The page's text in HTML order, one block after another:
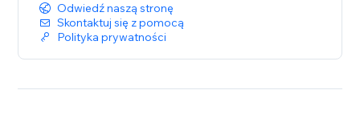
Odwiedź naszą stronę
Skontaktuj się z pomocą
Polityka prywatności